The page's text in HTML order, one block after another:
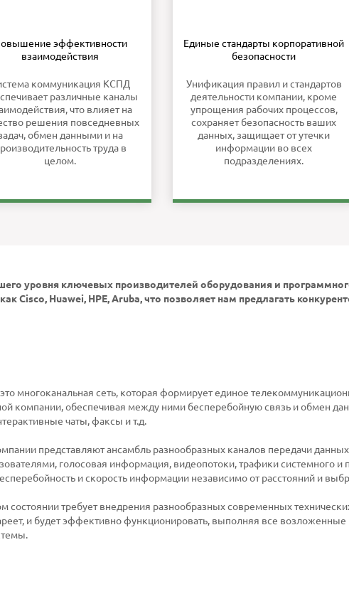
эффективности
взаимодействия
коммуникация КСПД
различные каналы
что влияет на
решения повседневных
обмен данными и на
труда в
целом.
Единые стандарты корпоративной
безопасности
Унификация правил и стандартов
деятельности компании, кроме
упрощения рабочих процессов,
сохраняет безопасность ваших
данных, защищает от утечки
информации во всех
подразделениях.
уровня ключевых производителей оборудования и
Cisco, Huawei, HPE, Aruba, что позволяет нам предлагать
многоканальная сеть, которая формирует единое
компании, обеспечивая между ними бесперебойную связь и обмен
чаты, факсы и т.д.
представляют ансамбль разнообразных каналов передачи
голосовая информация, видеопотоки, трафики системного и
и скорость информации независимо от расстояний и
требует внедрения разнообразных современных
и будет эффективно функционировать, выполняя все